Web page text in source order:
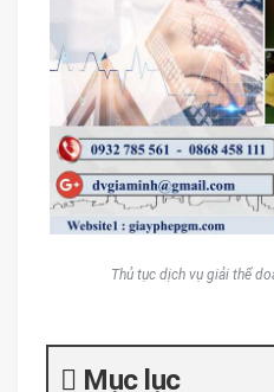
Thủ tục dịch vụ giải thể
Mục lục